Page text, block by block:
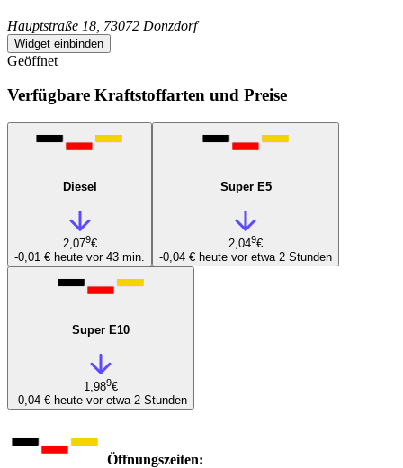
Hauptstraße 18, 73072 Donzdorf
Widget einbinden
Geöffnet
Verfügbare Kraftstoffarten und Preise
Diesel
2,079€
-0,01 € heute vor 43 min.
Super E5
2,049€
-0,04 € heute vor etwa 2 Stunden
Super E10
1,989€
-0,04 € heute vor etwa 2 Stunden
Öffnungszeiten: